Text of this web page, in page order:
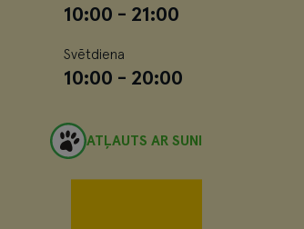
10:00 - 21:00
Svētdiena
10:00 - 20:00
ATĻAUTS AR SUNI